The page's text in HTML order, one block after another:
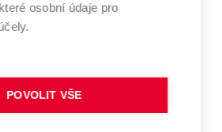
fondů
www.vut.cz
vut@vutbr.cz
osobní údaje pro
POVOLIT VŠE